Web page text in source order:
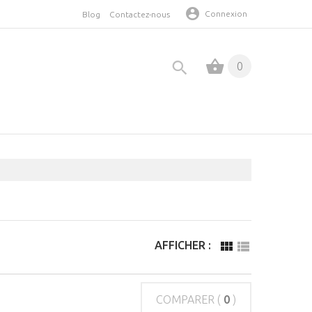
Connexion
Blog Contactez-nous
0
AFFICHER :
COMPARER ( 0 )